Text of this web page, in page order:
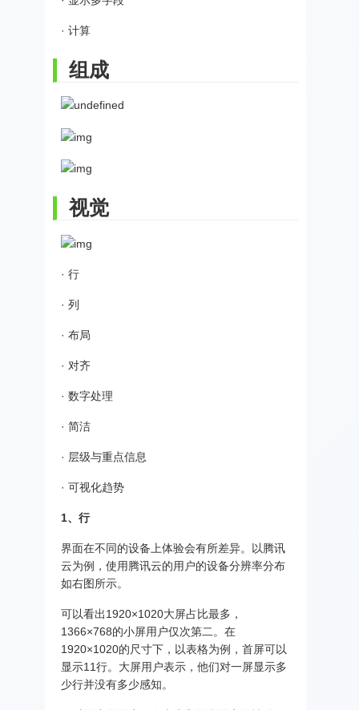
· 计算
组成
视觉
· 行
· 列
· 布局
· 对齐
· 数字处理
· 简洁
· 层级与重点信息
· 可视化趋势
1、行
界面在不同的设备上体验会有所差异。以腾讯
云为例，使用腾讯云的用户的设备分辨率分布
如右图所示。
可以看出1920×1020大屏占比最多，
1366×768的小屏用户仅次第二。在
1920×1020的尺寸下，以表格为例，首屏可以
显示11行。大屏用户表示，他们对一屏显示多
少行并没有多少感知。